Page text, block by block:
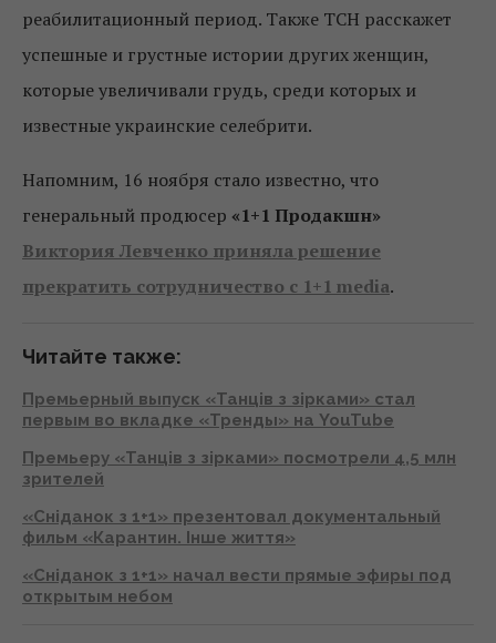
реабилитационный период. Также ТСН расскажет
успешные и грустные истории других женщин,
которые увеличивали грудь, среди которых и
известные украинские селебрити.
Напомним, 16 ноября стало известно, что
генеральный продюсер «1+1 Продакшн»
Виктория Левченко приняла решение
прекратить сотрудничество с 1+1 media.
Читайте также:
Премьерный выпуск «Танців з зірками» стал
первым во вкладке «Тренды» на YouTube
Премьеру «Танців з зірками» посмотрели 4,5 млн
зрителей
«Сніданок з 1+1» презентовал документальный
фильм «Карантин. Інше життя»
«Сніданок з 1+1» начал вести прямые эфиры под
открытым небом